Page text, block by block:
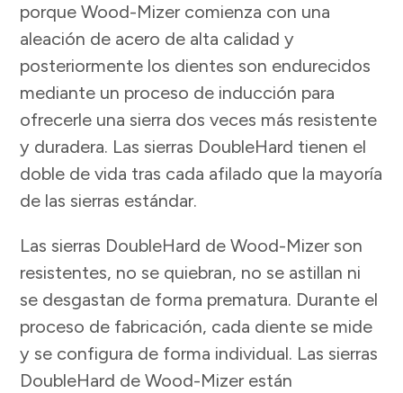
porque Wood-Mizer comienza con una
aleación de acero de alta calidad y
posteriormente los dientes son endurecidos
mediante un proceso de inducción para
ofrecerle una sierra dos veces más resistente
y duradera. Las sierras DoubleHard tienen el
doble de vida tras cada afilado que la mayoría
de las sierras estándar.
Las sierras DoubleHard de Wood-Mizer son
resistentes, no se quiebran, no se astillan ni
se desgastan de forma prematura. Durante el
proceso de fabricación, cada diente se mide
y se configura de forma individual. Las sierras
DoubleHard de Wood-Mizer están